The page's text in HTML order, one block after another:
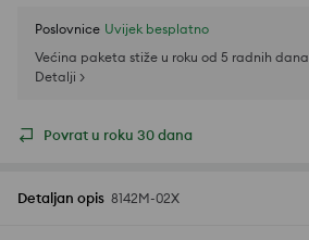
Poslovnice Uvijek besplatno
Većina paketa stiže u roku od 5 radnih dana
Detalji >
Povrat u roku 30 dana
Detaljan opis 8142M-02X